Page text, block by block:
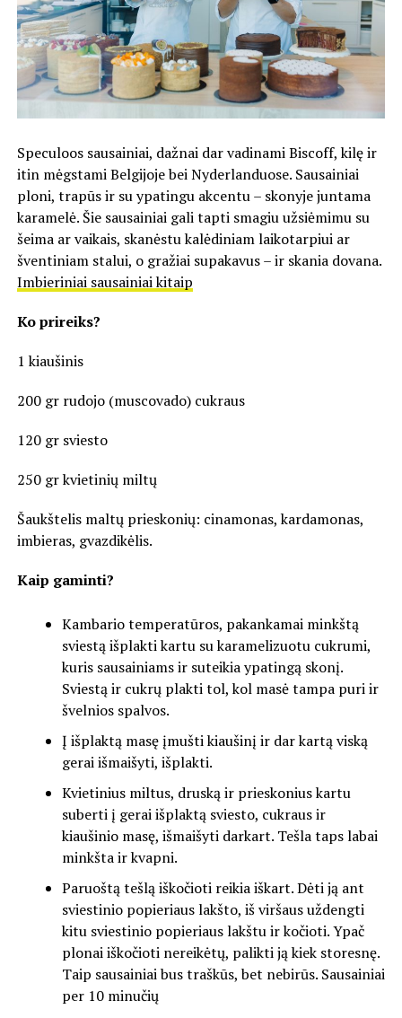
Speculoos sausainiai, dažnai dar vadinami Biscoff, kilę ir
itin mėgstami Belgijoje bei Nyderlanduose. Sausainiai
ploni, trapūs ir su ypatingu akcentu – skonyje juntama
karamelė. Šie sausainiai gali tapti smagiu užsiėmimu su
šeima ar vaikais, skanėstu kalėdiniam laikotarpiui ar
šventiniam stalui, o gražiai supakavus – ir skania dovana.
Imbieriniai sausainiai kitaip
Ko prireiks?
1 kiaušinis
200 gr rudojo (muscovado) cukraus
120 gr sviesto
250 gr kvietinių miltų
Šaukštelis maltų prieskonių: cinamonas, kardamonas,
imbieras, gvazdikėlis.
Kaip gaminti?
Kambario temperatūros, pakankamai minkštą
sviestą išplakti kartu su karamelizuotu cukrumi,
kuris sausainiams ir suteikia ypatingą skonį.
Sviestą ir cukrų plakti tol, kol masė tampa puri ir
švelnios spalvos.
Į išplaktą masę įmušti kiaušinį ir dar kartą viską
gerai išmaišyti, išplakti.
Kvietinius miltus, druską ir prieskonius kartu
suberti į gerai išplaktą sviesto, cukraus ir
kiaušinio masę, išmaišyti darkart. Tešla taps labai
minkšta ir kvapni.
Paruoštą tešlą iškočioti reikia iškart. Dėti ją ant
sviestinio popieriaus lakšto, iš viršaus uždengti
kitu sviestinio popieriaus lakštu ir kočioti. Ypač
plonai iškočioti nereikėtų, palikti ją kiek storesnę.
Taip sausainiai bus traškūs, bet nebirūs. Sausainiai
per 10 minučių